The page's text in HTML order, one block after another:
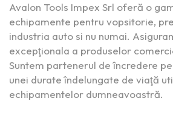
Avalon Tools Impex Srl oferă o
echipamente pentru vopsitorie,
industria auto si nu numai.
excepţionala a produselor
Suntem partenerul de încredere
unei durate îndelungate de viaţă
echipamentelor dumneavoastră.